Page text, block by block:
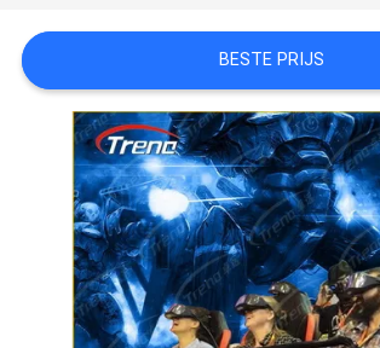
GEVALLEN
SITEMAP
PRIVACY
POLICY
BESTE PRIJS